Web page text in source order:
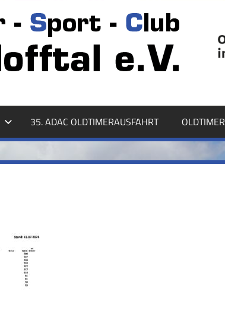
35. ADAC OLDTIMERAUSFAHRT OLDTIMER